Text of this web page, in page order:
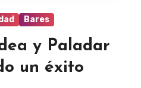
Bares
y Paladar
un éxito